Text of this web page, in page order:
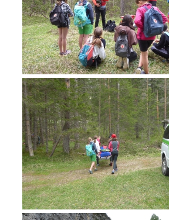
Jahresberichte
MITGLIED WERDEN